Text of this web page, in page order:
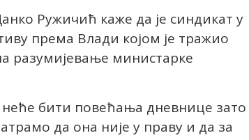
Ружичић каже да је синдикат у
према Влади којом је тражио
разумијевање министарке
неће бити повећања дневнице зато
да она није у праву и да за